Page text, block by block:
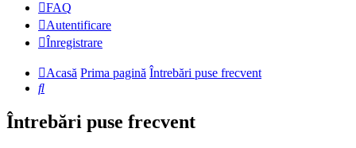
FAQ
Autentificare
Înregistrare
Acasă Prima pagină Întrebări puse frecvent
Căutare
Întrebări puse frecvent